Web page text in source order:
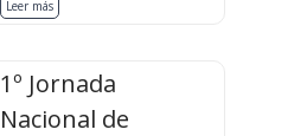
Leer más
1º Jornada
Nacional de